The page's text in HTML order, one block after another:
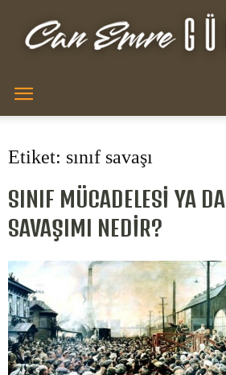
Etiket: sınıf savaşı
SINIF MÜCADELESİ YA
SAVAŞIMI NEDİR?